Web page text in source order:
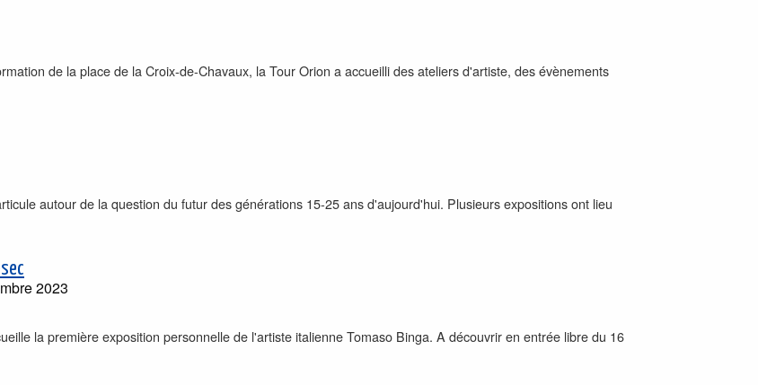
de la place de la Croix-de-Chavaux, la Tour Orion a accueilli des ateliers d'artiste, des évènements
autour de la question du futur des générations 15-25 ans d'aujourd'hui. Plusieurs expositions ont lieu
2023
la première exposition personnelle de l'artiste italienne Tomaso Binga. A découvrir en entrée libre du 16